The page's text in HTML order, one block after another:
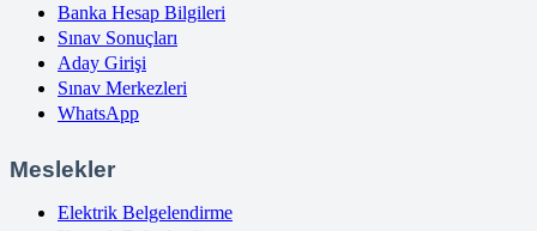
Banka Hesap Bilgileri
Sınav Sonuçları
Aday Girişi
Sınav Merkezleri
WhatsApp
Meslekler
Elektrik Belgelendirme